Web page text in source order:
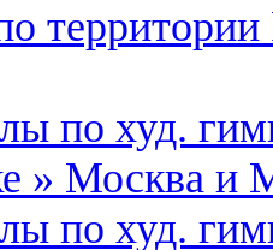
по худ.
» Москва и
по худ.